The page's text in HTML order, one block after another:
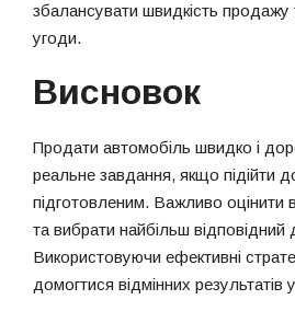
збалансувати швидкість продажу
угоди.
Висновок
Продати автомобіль швидко і
реальне завдання, якщо підійти
підготовленим. Важливо оцінити
та вибрати найбільш відповідний
Використовуючи ефективні
домогтися відмінних результатів